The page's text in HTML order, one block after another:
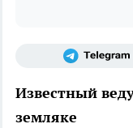
Известный
земляке